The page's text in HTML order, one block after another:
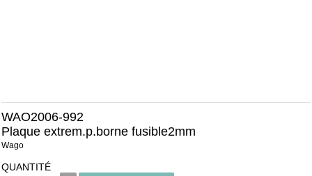
WAO2006-992
Plaque extrem.p.borne fusible2mm
Wago
QUANTITÉ